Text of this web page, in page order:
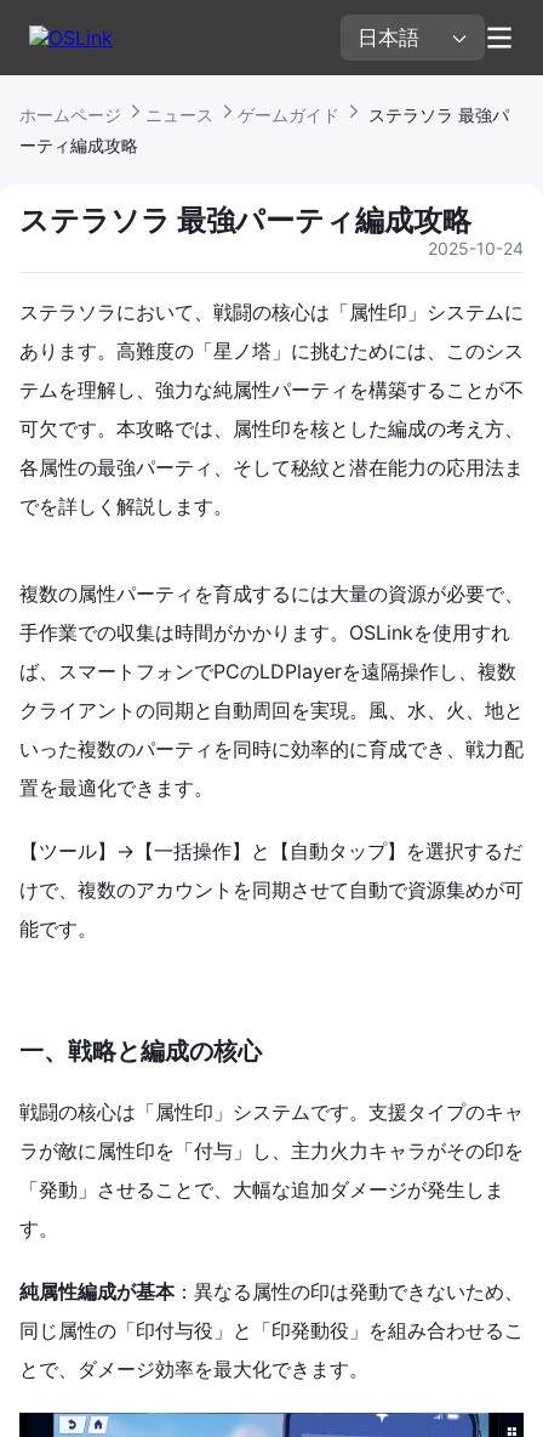
日本語
ホームページ ニュース ゲームガイド
ステラソラ 最強パ
ーティ編成攻略
ステラソラ 最強パーティ編成攻略
2025-10-24
ステラソラにおいて、戦闘の核心は「属性印」システムに
あります。高難度の「星ノ塔」に挑むためには、このシス
テムを理解し、強力な純属性パーティを構築することが不
可欠です。本攻略では、属性印を核とした編成の考え方、
各属性の最強パーティ、そして秘紋と潜在能力の応用法ま
でを詳しく解説します。
複数の属性パーティを育成するには大量の資源が必要で、
手作業での収集は時間がかかります。OSLinkを使用すれ
ば、スマートフォンでPCのLDPlayerを遠隔操作し、複数
クライアントの同期と自動周回を実現。風、水、火、地と
いった複数のパーティを同時に効率的に育成でき、戦力配
置を最適化できます。
【ツール】→【一括操作】と【自動タップ】を選択するだ
けで、複数のアカウントを同期させて自動で資源集めが可
能です。
一、 戦略と編成の核心
戦闘の核心は「属性印」システムです。支援タイプのキャ
ラが敵に属性印を「付与」し、主力火力キャラがその印を
「発動」させることで、大幅な追加ダメージが発生しま
す。
純属性編成が基本：異なる属性の印は発動できないため、
同じ属性の「印付与役」と「印発動役」を組み合わせるこ
とで、ダメージ効率を最大化できます。